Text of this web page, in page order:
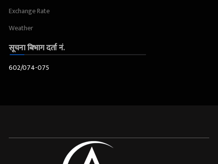
Exchange Rate
Weather
सूचना बिभाग दर्ता नं.
602/074-075